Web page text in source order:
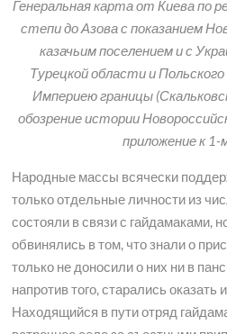
Генеральная карта от Киева по
степи до Азова с показанием
казачьим поселением и с
Турецкой области и
Империею границы
обозрение истории
приложение к
Народные массы всячески
только отдельные личности из
состояли в связи с гайдамаками,
обвинялись в том, что знали о
только не доносили о них ни в
напротив того, старались
Находящийся в пути отряд